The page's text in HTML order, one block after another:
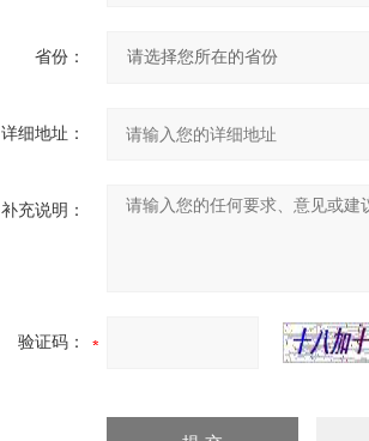
省份：
详细地址：
补充说明：
验证码：